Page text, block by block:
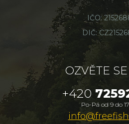
IČO:
DIČ:
OZVĚTE
+420
Po-Pá od 9 do